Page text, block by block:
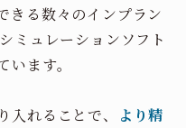
きる数々のインプラン
ミュレーションソフト
ます。
れることで、
より精